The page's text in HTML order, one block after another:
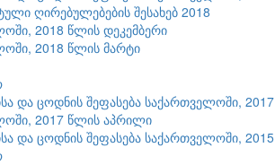
ღირებულებების შესახებ 2018
2018 წლის დეკემბერი
2018 წლის მარტი
და ცოდნის შეფასება საქართველოში, 2017
2017 წლის აპრილი
და ცოდნის შეფასება საქართველოში, 2015